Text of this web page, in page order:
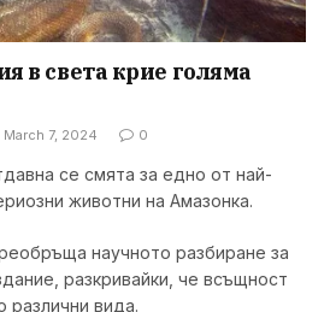
в света крие голяма
March 7, 2024 0
се смята за едно от най-
животни на Амазонка.
научното разбиране за
разкривайки, че всъщност
различни вида.